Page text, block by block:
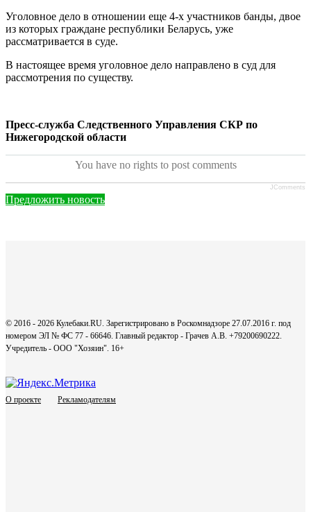
Уголовное дело в отношении еще 4-х участников банды, двое
из которых граждане республики Беларусь, уже
рассматривается в суде.
В настоящее время уголовное дело направлено в суд для
рассмотрения по существу.
Пресс-служба Следственного Управления СКР по
Нижегородской области
You have no rights to post comments
JComments
Предложить новость
© 2016 - 2026 Кулебаки.RU. Зарегистрировано в Роскомнадзоре 27.07.2016 г. под
номером ЭЛ № ФС 77 - 66646. Главный редактор - Грачев А.В. +79200690222.
Учредитель - ООО "Хозяин". 16+
О проекте Рекламодателям